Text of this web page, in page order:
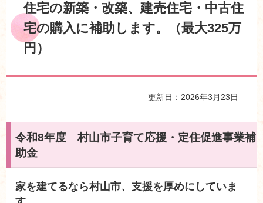
住宅の新築・改築、建売住宅・中古住
宅の購入に補助します。（最大325万
円）
更新日：2026年3月23日
令和8年度 村山市子育て応援・定住促進事業補
助金
家を建てるなら村山市、支援を厚めにしていま